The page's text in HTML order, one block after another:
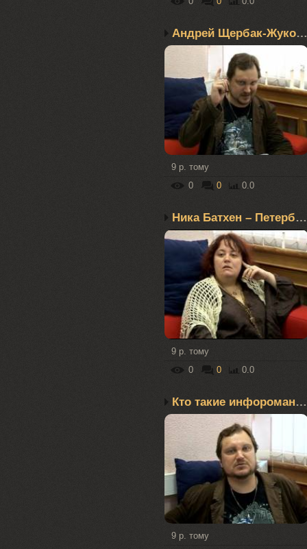
Андрей Щербак-Жуков – П...
9 р. тому
0
0 0.0
Ника Батхен – Петербург...
9 р. тому
0
0 0.0
Кто такие инфоромантики?
9 р. тому